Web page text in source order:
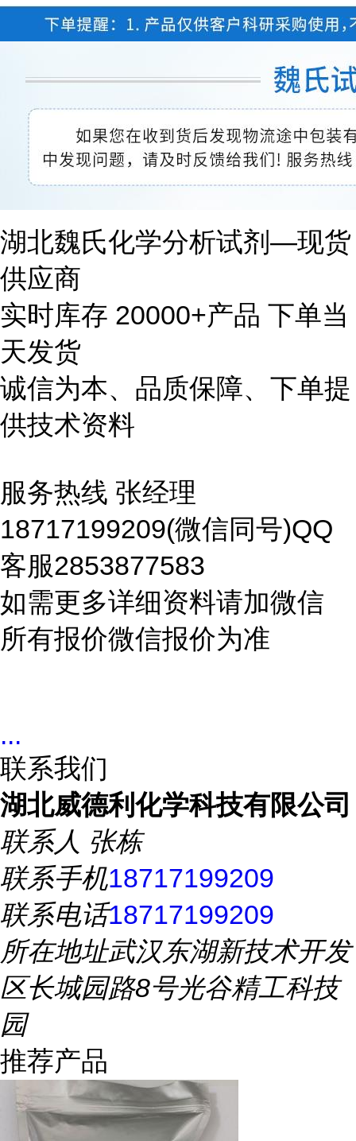
湖北魏氏化学分析试剂—现货
供应商
实时库存 20000+产品 下单当
天发货
诚信为本、品质保障、下单提
供技术资料
服务热线 张经理
18717199209(微信同号)QQ
客服2853877583
如需更多详细资料请加微信
所有报价微信报价为准
...
联系我们
湖北威德利化学科技有限公司
联系人 张栋
联系手机18717199209
联系电话18717199209
所在地址武汉东湖新技术开发
区长城园路8号光谷精工科技
园
推荐产品